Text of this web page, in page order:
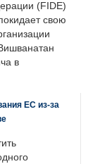
(FIDE)
свою
в
ЕС из-за